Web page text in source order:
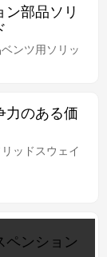
部品ソリ
ンツ用ソリッ
力のある価
ッドスウェイ
ペンション